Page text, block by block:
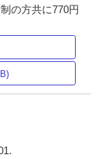
の方共に770円